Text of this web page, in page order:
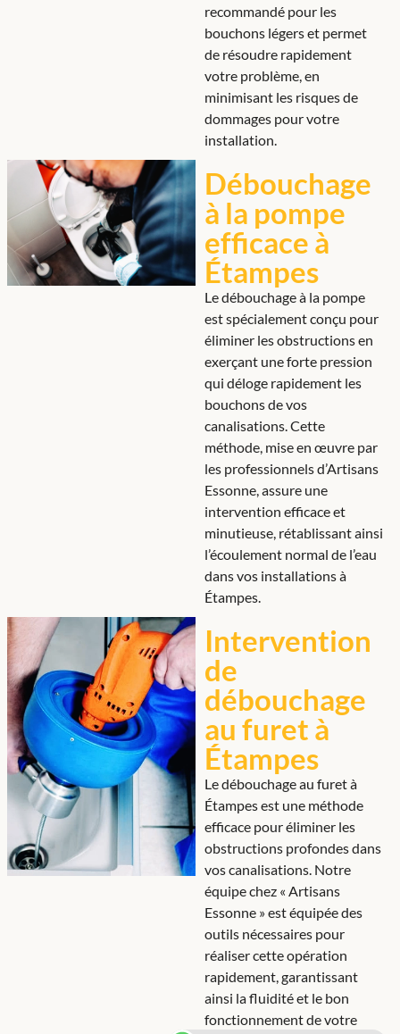
recommandé pour les
bouchons légers et permet
de résoudre rapidement
votre problème, en
minimisant les risques de
dommages pour votre
installation.
Débouchage
à la pompe
efficace à
Étampes
Le débouchage à la pompe
est spécialement conçu pour
éliminer les obstructions en
exerçant une forte pression
qui déloge rapidement les
bouchons de vos
canalisations. Cette
méthode, mise en œuvre par
les professionnels d’Artisans
Essonne, assure une
intervention efficace et
minutieuse, rétablissant ainsi
l’écoulement normal de l’eau
dans vos installations à
Étampes.
Intervention
de
débouchage
au furet à
Étampes
Le débouchage au furet à
Étampes est une méthode
efficace pour éliminer les
obstructions profondes dans
vos canalisations. Notre
équipe chez « Artisans
Essonne » est équipée des
outils nécessaires pour
réaliser cette opération
rapidement, garantissant
ainsi la fluidité et le bon
fonctionnement de votre